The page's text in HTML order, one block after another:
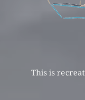
This is